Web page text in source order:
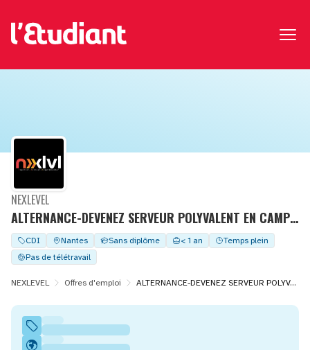
ALTERNANCE-DEVENEZ SERVEUR POLYVALENT EN CAMPING(H/F)
NEXLEVEL
CDI Nantes Sans diplôme < 1 an
Temps plein
Pas de télétravail
NEXLEVEL Offres d'emploi ALTERNANCE-DEVENEZ SERVEUR POLYVALENT EN CAMPING(H/F)